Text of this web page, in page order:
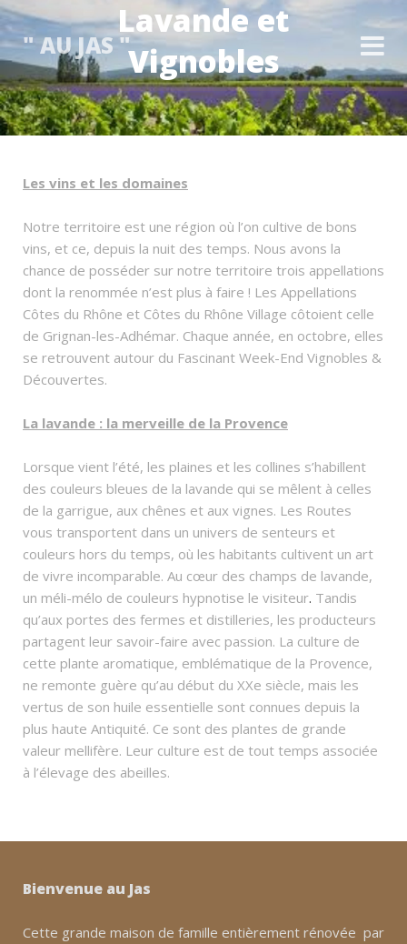
" AU JAS "
Lavande et
Vignobles
Les vins et les domaines
Notre territoire est une région où l’on cultive de bons
vins, et ce, depuis la nuit des temps. Nous avons la
chance de posséder sur notre territoire trois appellations
dont la renommée n’est plus à faire ! Les Appellations
Côtes du Rhône et Côtes du Rhône Village côtoient celle
de Grignan-les-Adhémar. Chaque année, en octobre, elles
se retrouvent autour du Fascinant Week-End Vignobles &
Découvertes.
La lavande : la merveille de la Provence
Lorsque vient l’été, les plaines et les collines s’habillent
des couleurs bleues de la lavande qui se mêlent à celles
de la garrigue, aux chênes et aux vignes. Les Routes
vous transportent dans un univers de senteurs et
couleurs hors du temps, où les habitants cultivent un art
de vivre incomparable. Au cœur des champs de lavande,
un méli-mélo de couleurs hypnotise le visiteur. Tandis
qu’aux portes des fermes et distilleries, les producteurs
partagent leur savoir-faire avec passion. La culture de
cette plante aromatique, emblématique de la Provence,
ne remonte guère qu’au début du XXe siècle, mais les
vertus de son huile essentielle sont connues depuis la
plus haute Antiquité. Ce sont des plantes de grande
valeur mellifère. Leur culture est de tout temps associée
à l’élevage des abeilles.
Bienvenue au Jas
Cette grande maison de famille entièrement rénovée par